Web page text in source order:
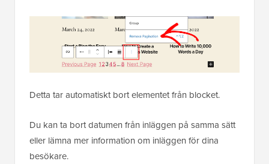
Detta tar automatiskt bort elementet från blocket.
Du kan ta bort datumen från inläggen på samma sätt
eller lämna mer information om inläggen för dina
besökare.